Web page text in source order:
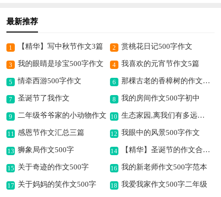
最新推荐
1 【精华】写中秋节作文3篇 2 赏桃花日记500字作文
3 我的眼睛是珍宝500字作文 4 我喜欢的元宵节作文5篇
5 情牵西游500字作文 6 那棵古老的香樟树的作文500字
7 圣诞节了我作文 8 我的房间作文500字初中
9 二年级爷爷家的小动物作文 10 生态家园,离我们有多远作文500字
11 感恩节作文汇总三篇 12 我眼中的风景500字作文
13 狮象局作文500字 14 【精华】圣诞节的作文合集八篇
15 关于奇迹的作文500字 16 我的新老师作文500字范本
17 关于妈妈的笑作文500字 18 我爱我家作文500字二年级